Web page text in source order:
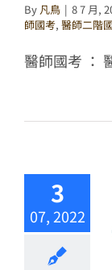
By 凡鳥 | 8 7 月,
師國考, 醫師二階
醫師國考 ：
3
07, 2022